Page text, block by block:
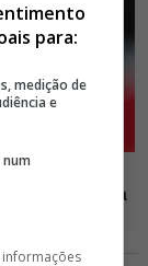
para:
medição de
e
informações